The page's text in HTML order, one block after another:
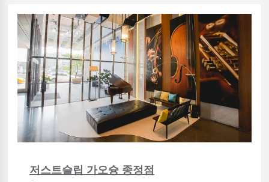
저스트슬립 가오슝 종정점